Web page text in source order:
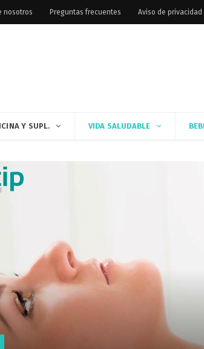
nosotros Preguntas frecuentes Aviso de privacidad
Y SUPL. VIDA SALUDABLE